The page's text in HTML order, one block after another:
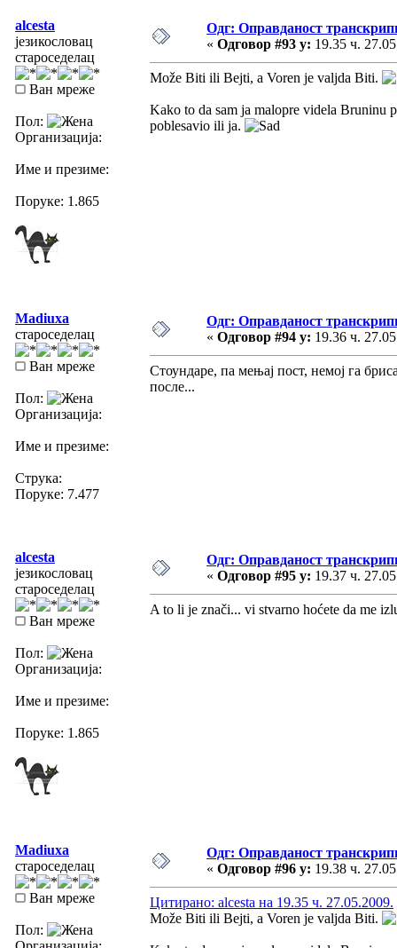
alcesta
језикословац
староседелац
Ван мреже
Пол:
Организација:
Име и презиме:
Поруке: 1.865
Одг: Оправданост
« Одговор #93 у: 19.35 ч.
Može Biti ili Bejti, a Voren je valjda Biti.
Kako to da sam ja malopre videla Bruninu
poblesavio ili ja.
Madiuxa
староседелац
Ван мреже
Пол:
Организација:
Име и презиме:
Струка:
Поруке: 7.477
Одг: Оправданост
« Одговор #94 у: 19.36 ч.
Стоундаре, па мењај пост, немој га
после...
alcesta
језикословац
староседелац
Ван мреже
Пол:
Организација:
Име и презиме:
Поруке: 1.865
Одг: Оправданост
« Одговор #95 у: 19.37 ч.
A to li je znači... vi stvarno hoćete da me
Madiuxa
староседелац
Ван мреже
Пол:
Одг: Оправданост
« Одговор #96 у: 19.38 ч.
Цитирано: alcesta на 19.35 ч. 27.05.2009.
Može Biti ili Bejti, a Voren je valjda Biti.